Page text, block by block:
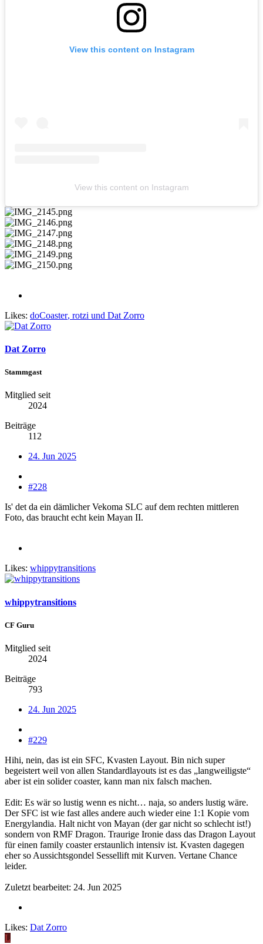
View this content on Instagram
View this content on Instagram
Likes: doCoaster, rotzi und Dat Zorro
Dat Zorro
Stammgast
Mitglied seit
2024
Beiträge
112
24. Jun 2025
#228
Is' det da ein dämlicher Vekoma SLC auf dem rechten mittleren
Foto, das braucht echt kein Mayan II.
Likes: whippytransitions
whippytransitions
CF Guru
Mitglied seit
2024
Beiträge
793
24. Jun 2025
#229
Hihi, nein, das ist ein SFC, Kvasten Layout. Bin nich super
begeistert weil von allen Standardlayouts ist es das „langweiligste“
aber ist ein solider coaster, kann man nix falsch machen.
Edit: Es wär so lustig wenn es nicht… naja, so anders lustig wäre.
Der SFC ist wie fast alles andere auch wieder eine 1:1 Kopie vom
Energylandia. Halt nicht von Mayan (der gar nicht so schlecht ist!)
sondern von RMF Dragon. Traurige Ironie dass das Dragon Layout
für einen family coaster erstaunlich intensiv ist. Kvasten dagegen
eher so Aussichtsgondel Sessellift mit Kurven. Vertane Chance
leider.
Zuletzt bearbeitet: 24. Jun 2025
Likes: Dat Zorro
L